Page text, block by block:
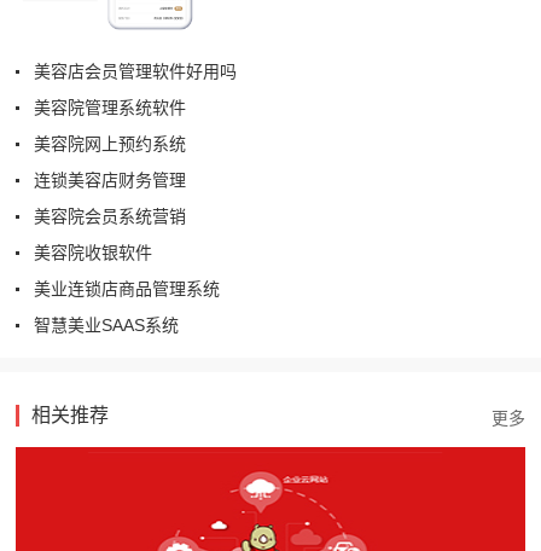
美容店会员管理软件好用吗
美容院管理系统软件
美容院网上预约系统
连锁美容店财务管理
美容院会员系统营销
美容院收银软件
美业连锁店商品管理系统
智慧美业SAAS系统
相关推荐